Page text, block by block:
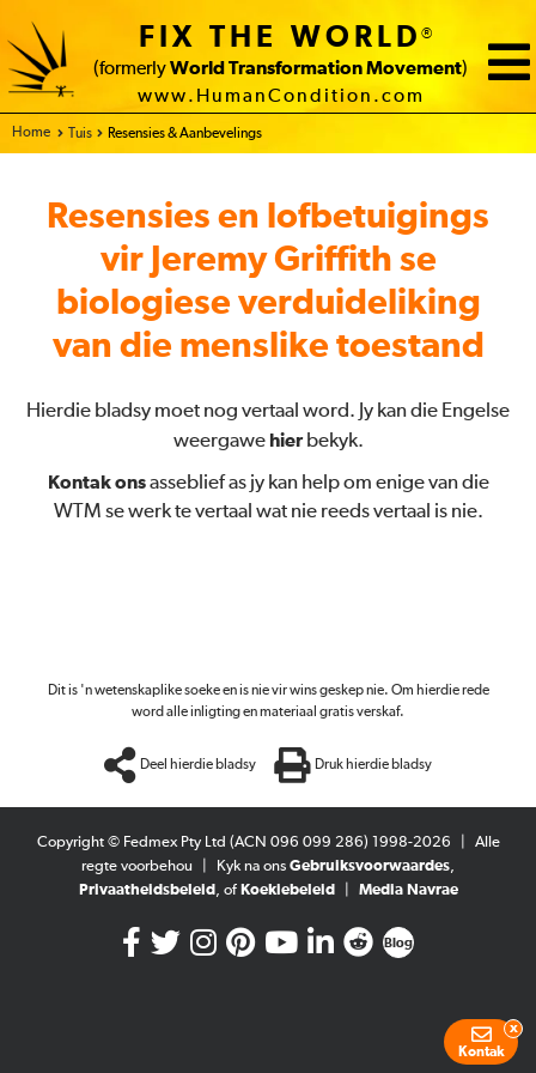
FIX THE WORLD®
(formerly World Transformation Movement)
www.HumanCondition.com
Home Tuis Resensies & Aanbevelings
Resensies en lofbetuigings
vir Jeremy Griffith se
biologiese verduideliking
van die menslike toestand
Hierdie bladsy moet nog vertaal word. Jy kan die Engelse
weergawe hierbekyk.
Kontak onsasseblief as jy kan help om enige van die
WTM se werk te vertaal wat nie reeds vertaal is nie.
Dit is 'n wetenskaplike soeke en is nie vir wins geskep nie. Om hierdie rede
word alle inligting en materiaal gratis verskaf.
Deel hierdie bladsy Druk hierdie bladsy
Copyright © Fedmex Pty Ltd (ACN 096 099 286) 1998-2026
Alle
regte voorbehou
Kyk na ons Gebruiksvoorwaardes,
Privaatheidsbeleid , of Koekiebeleid Media Navrae
Blog
Kontak
x